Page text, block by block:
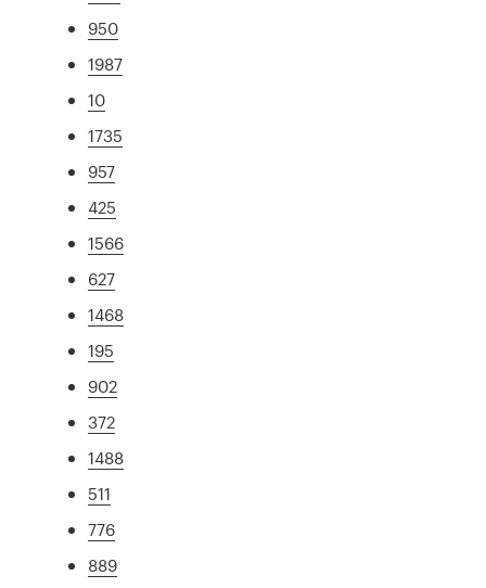
950
1987
10
1735
957
425
1566
627
1468
195
902
372
1488
511
776
889